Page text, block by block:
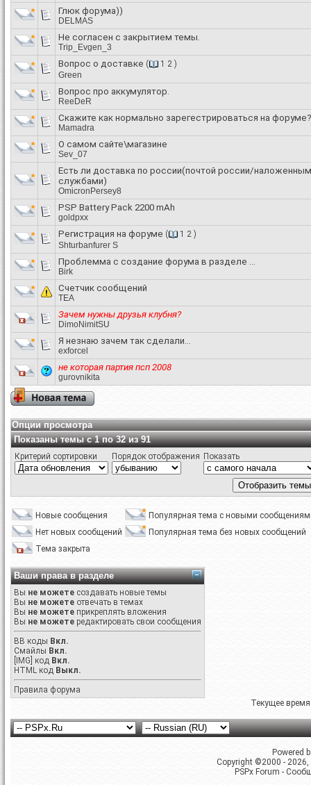
Глюк форума))
DELMAS
Не согласен с закрытием темы.
Trip_Evgen_3
Вопрос о доставке ( 1 2 )
Green
Вопрос про аккумулятор.
ReeDeR
Скажите как нормально зарегестрироваться на форуме?
Mamadra
О самом сайте\магазине
Sev_07
Есть ли доставка по россии(почтой россии/
службами)
OmicronPersey8
PSP Battery Pack 2200 mAh
goldpxx
Регистрация на форуме ( 1 2 )
Shturbanfurer S
Проблемма с создание форума в разделе ...
Birk
Счетчик сообщений
TEA
Зачем нужны друзья клубня?
DimoNimitSU
Я незнаю зачем так сделали...
exforcel
не которая партия псп 2008
gurovnikita
Опции просмотра
Показаны темы с 1 по 32 из 91
Критерий сортировки Порядок отображения Показать
Новые сообщения
Популярная тема с новыми
Нет новых сообщений
Популярная тема без новых сообщений
Тема закрыта
Ваши права в разделе
Вы не можете создавать новые темы
Вы не можете отвечать в темах
Вы не можете прикреплять вложения
Вы не можете редактировать свои сообщения
BB коды Вкл.
Смайлы Вкл.
[IMG] код Вкл.
HTML код Выкл.
Правила форума
Текущее
Powered
Copyright ©2000 -
PSPx Forum -